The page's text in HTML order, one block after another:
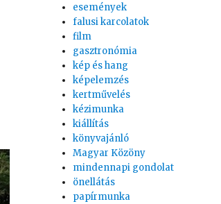
események
falusi karcolatok
film
gasztronómia
kép és hang
képelemzés
kertművelés
kézimunka
kiállítás
könyvajánló
Magyar Közöny
mindennapi gondolat
önellátás
papírmunka